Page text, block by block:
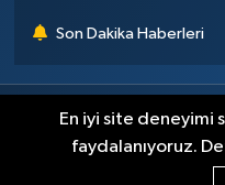
Son Dakika Haberleri
Künye İletişim
Haber
En iyi site deneyimi
faydalanıyoruz.